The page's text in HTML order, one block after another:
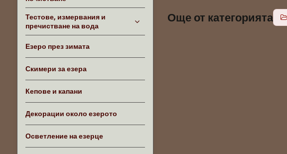
Още от категорията
Тестове, измервания и
пречистване на вода
Езеро през зимата
Скимери за езера
Кепове и капани
Декорации около езерото
Осветление на езерце